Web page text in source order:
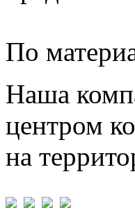
По
Наша
центром
на